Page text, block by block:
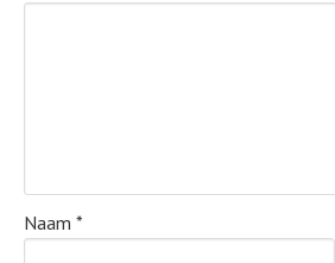
Naam *